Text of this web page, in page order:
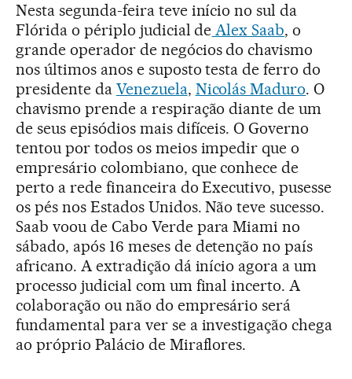
Nesta segunda-feira teve início no sul da
Flórida o périplo judicial de Alex Saab, o
grande operador de negócios do chavismo
nos últimos anos e suposto testa de ferro do
presidente da Venezuela, Nicolás Maduro. O
chavismo prende a respiração diante de um
de seus episódios mais difíceis. O Governo
tentou por todos os meios impedir que o
empresário colombiano, que conhece de
perto a rede financeira do Executivo, pusesse
os pés nos Estados Unidos. Não teve sucesso.
Saab voou de Cabo Verde para Miami no
sábado, após 16 meses de detenção no país
africano. A extradição dá início agora a um
processo judicial com um final incerto. A
colaboração ou não do empresário será
fundamental para ver se a investigação chega
ao próprio Palácio de Miraflores.